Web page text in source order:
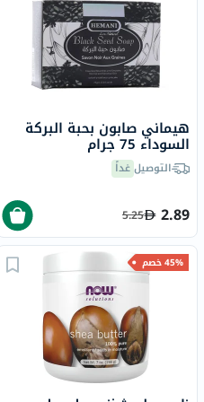
هيماني صابون بحبة البركة
السوداء 75 جرام
التوصيلغداً
2.89
5.25
45% خصم